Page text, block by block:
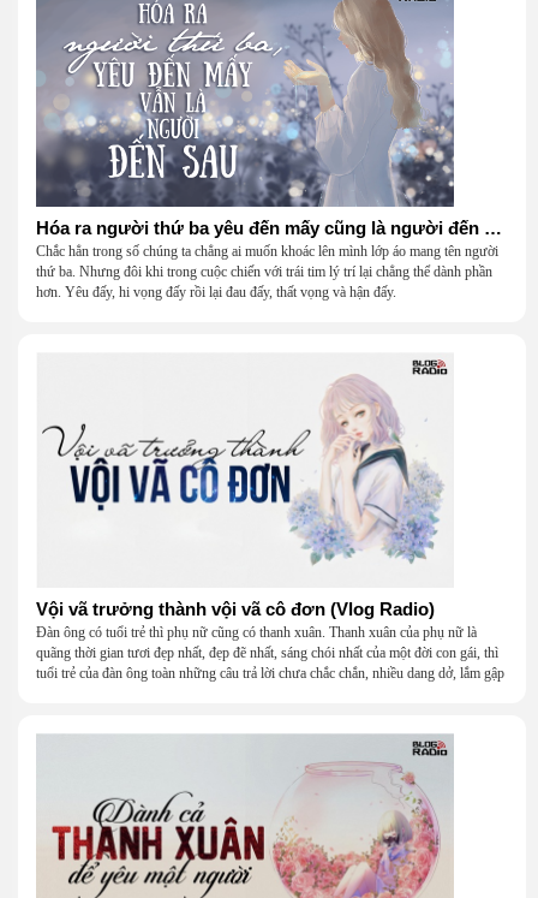
Hóa ra người thứ ba yêu đến mấy cũng là người đến sau (Vlog Radio)
Chắc hẳn trong số chúng ta chẳng ai muốn khoác lên mình lớp áo mang tên người
thứ ba. Nhưng đôi khi trong cuộc chiến với trái tim lý trí lại chẳng thể dành phần
hơn. Yêu đấy, hi vọng đấy rồi lại đau đấy, thất vọng và hận đấy.
Vội vã trưởng thành vội vã cô đơn (Vlog Radio)
Đàn ông có tuổi trẻ thì phụ nữ cũng có thanh xuân. Thanh xuân của phụ nữ là
quãng thời gian tươi đẹp nhất, đẹp đẽ nhất, sáng chói nhất của một đời con gái, thì
tuổi trẻ của đàn ông toàn những câu trả lời chưa chắc chắn, nhiều dang dở, lắm gập